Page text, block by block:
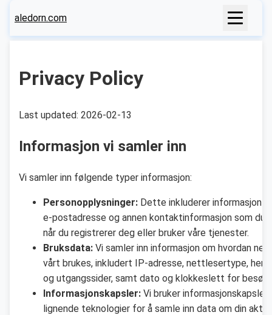
aledorn.com
Privacy Policy
Last updated: 2026-02-13
Informasjon vi samler inn
Vi samler inn følgende typer informasjon:
Personopplysninger: Dette inkluderer informasjon
e-postadresse og annen kontaktinformasjon som du
når du registrerer deg eller bruker våre tjenester.
Bruksdata: Vi samler inn informasjon om hvordan
vårt brukes, inkludert IP-adresse, nettlesertype,
og utgangssider, samt dato og klokkeslett for besøk.
Informasjonskapsler: Vi bruker informasjonskapsler
lignende teknologier for å samle inn data om din